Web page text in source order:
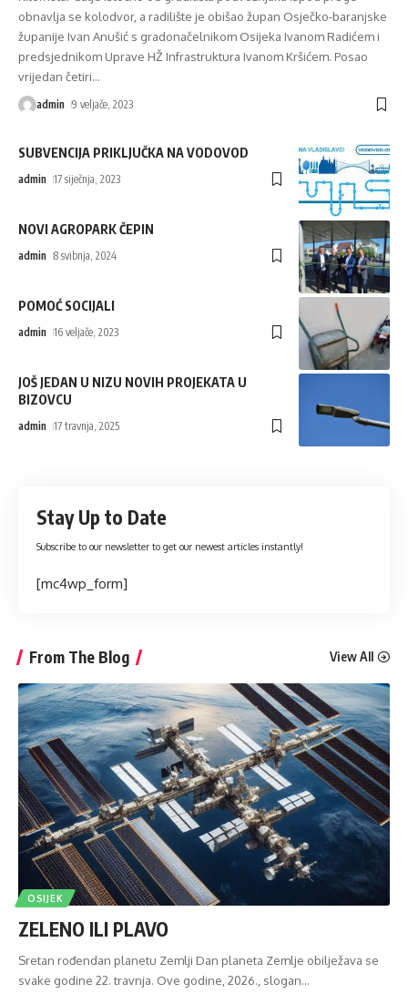
obnavlja se kolodvor, a radilište je obišao župan Osječko-baranjske
županije Ivan Anušić s gradonačelnikom Osijeka Ivanom Radićem i
predsjednikom Uprave HŽ Infrastruktura Ivanom Kršićem. Posao
vrijedan četiri…
admin 9 veljače, 2023
SUBVENCIJA PRIKLJUČKA NA VODOVOD
admin 17 siječnja, 2023
NOVI AGROPARK ČEPIN
admin 8 svibnja, 2024
POMOĆ SOCIJALI
admin 16 veljače, 2023
JOŠ JEDAN U NIZU NOVIH PROJEKATA U
BIZOVCU
admin 17 travnja, 2025
Stay Up to Date
Subscribe to our newsletter to get our newest articles instantly!
[mc4wp_form]
From The Blog View All
OSIJEK
ZELENO ILI PLAVO
Sretan rođendan planetu Zemlji Dan planeta Zemlje obilježava se
svake godine 22. travnja. Ove godine, 2026., slogan…